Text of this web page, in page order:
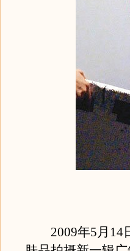
2009年5月14日